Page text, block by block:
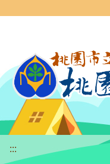
:::